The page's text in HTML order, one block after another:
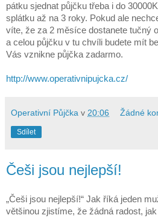
pátku sjednat půjčku třeba i do
splátku až na 3 roky. Pokud ale
víte, že za 2 měsíce dostanete tučný
a celou půjčku v tu chvíli budete mít
Vás vznikne půjčka zadarmo.
http://www.operativnipujcka.cz/
Operativní Půjčka v 20:06 Žádné
Sdílet
Češi jsou nejlepší!
„Češi jsou nejlepší!“ Jak říká jeden
většinou zjistíme, že žádná radost,